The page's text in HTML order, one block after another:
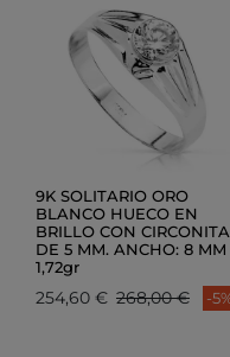
9K SOLITARIO ORO
BLANCO HUECO EN
BRILLO CON CIRCONITA
DE 5 MM. ANCHO: 8 MM
1,72gr
254,60 € 268,00 € -